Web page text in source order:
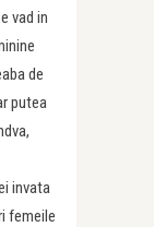
vad in
de
putea
invata
femeile